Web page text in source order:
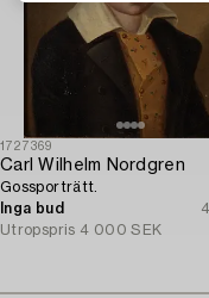
1727369
Carl Wilhelm Nordgren
Gossporträtt.
Inga bud
Utropspris 4 000 SEK